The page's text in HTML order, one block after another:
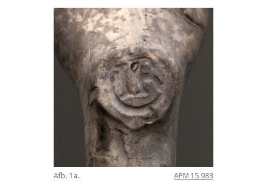
Afb. 1a. APM 15.983